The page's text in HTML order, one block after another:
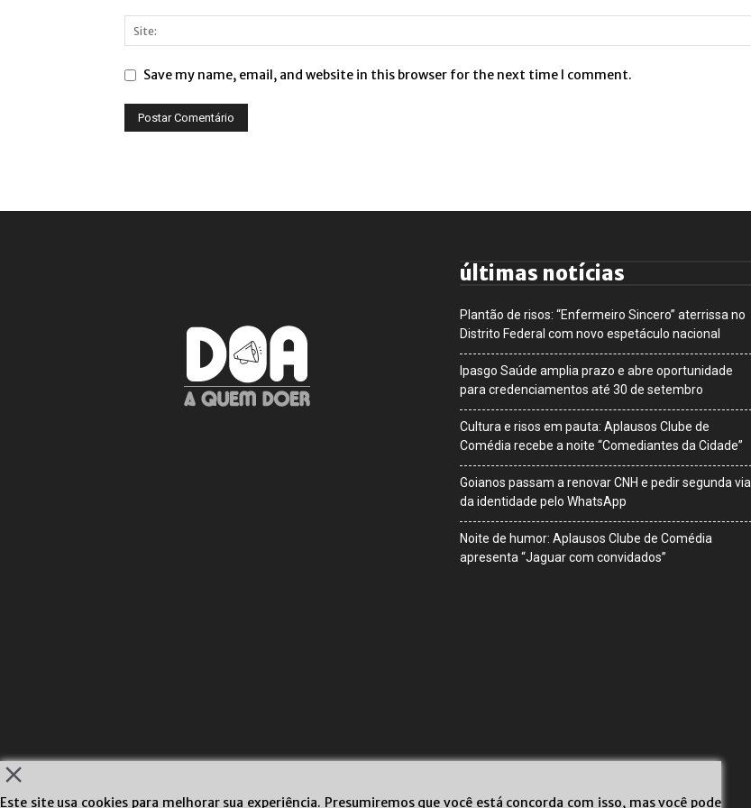
Save my name, email, and website in this browser for the next time I comment.
últimas notícias
Plantão de risos: “Enfermeiro Sincero” aterrissa no
Distrito Federal com novo espetáculo nacional
Ipasgo Saúde amplia prazo e abre oportunidade
para credenciamentos até 30 de setembro
Cultura e risos em pauta: Aplausos Clube de
Comédia recebe a noite “Comediantes da Cidade”
Goianos passam a renovar CNH e pedir segunda via
da identidade pelo WhatsApp
Noite de humor: Aplausos Clube de Comédia
apresenta “Jaguar com convidados”
Este site usa cookies para melhorar sua experiência. Presumiremos que você está concorda com isso, mas você pode